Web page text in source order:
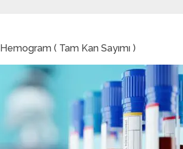
Hemogram ( Tam Kan Sayımı )